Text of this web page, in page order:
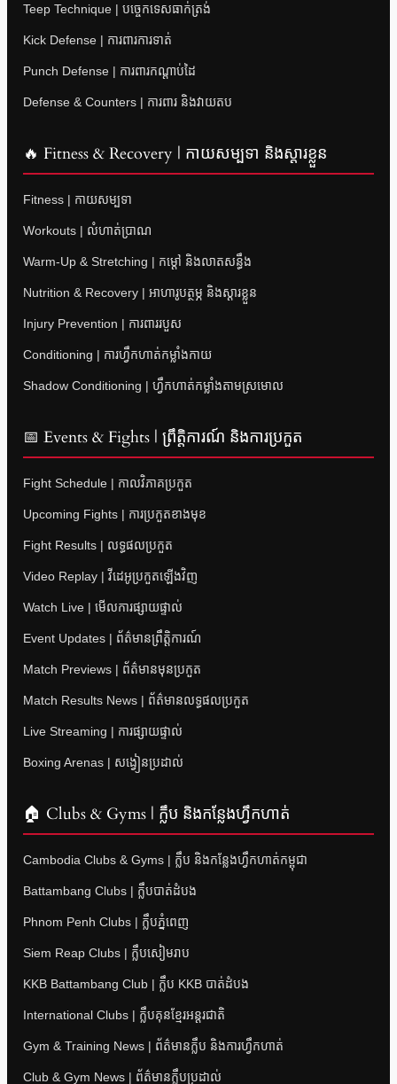
Teep Technique | បច្ចេកទេសធាក់ត្រង់
Kick Defense | ការពារការទាត់
Punch Defense | ការពារកណ្តាប់ដៃ
Defense & Counters | ការពារ និងវាយតប
🔥 Fitness & Recovery | កាយសម្បទា និងស្តារខ្លួន
Fitness | កាយសម្បទា
Workouts | លំហាត់ប្រាណ
Warm-Up & Stretching | កម្តៅ និងលាតសន្ធឹង
Nutrition & Recovery | អាហារូបត្ថម្ភ និងស្តារខ្លួន
Injury Prevention | ការពាររបួស
Conditioning | ការហ្វឹកហាត់កម្លាំងកាយ
Shadow Conditioning | ហ្វឹកហាត់កម្លាំងតាមស្រមោល
📅 Events & Fights | ព្រឹត្តិការណ៍ និងការប្រកួត
Fight Schedule | កាលវិភាគប្រកួត
Upcoming Fights | ការប្រកួតខាងមុខ
Fight Results | លទ្ធផលប្រកួត
Video Replay | វីដេអូប្រកួតឡើងវិញ
Watch Live | មើលការផ្សាយផ្ទាល់
Event Updates | ព័ត៌មានព្រឹត្តិការណ៍
Match Previews | ព័ត៌មានមុនប្រកួត
Match Results News | ព័ត៌មានលទ្ធផលប្រកួត
Live Streaming | ការផ្សាយផ្ទាល់
Boxing Arenas | សង្វៀនប្រដាល់
🏠 Clubs & Gyms | ក្លឹប និងកន្លែងហ្វឹកហាត់
Cambodia Clubs & Gyms | ក្លឹប និងកន្លែងហ្វឹកហាត់កម្ពុជា
Battambang Clubs | ក្លឹបបាត់ដំបង
Phnom Penh Clubs | ក្លឹបភ្នំពេញ
Siem Reap Clubs | ក្លឹបសៀមរាប
KKB Battambang Club | ក្លឹប KKB បាត់ដំបង
International Clubs | ក្លឹបគុនខ្មែរអន្តរជាតិ
Gym & Training News | ព័ត៌មានក្លឹប និងការហ្វឹកហាត់
Club & Gym News | ព័ត៌មានក្លឹបប្រដាល់